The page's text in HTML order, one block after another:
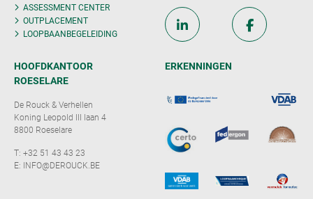
ASSESSMENT CENTER
OUTPLACEMENT
LOOPBAANBEGELEIDING
HOOFDKANTOOR
ROESELARE
De Rouck & Verhellen
Koning Leopold III laan 4
8800 Roeselare
T: +32 51 43 43 23
E: INFO@DEROUCK.BE
ERKENNINGEN